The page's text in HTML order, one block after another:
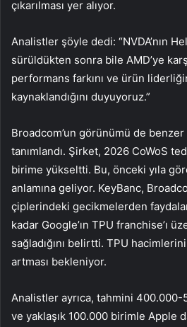
çıkarılması yer alıyor.
Analistler şöyle dedi: “NVDA’nın
sürüldükten sonra bile AMD’ye
performans farkını ve ürün
kaynaklandığını duyuyoruz.”
Broadcom’un görünümü de
tanımlandı. Şirket, 2026 CoWoS
birime yükseltti. Bu, önceki yıla
anlamına geliyor. KeyBanc,
çiplerindeki gecikmelerden
kadar Google’ın TPU franchise’ı
sağladığını belirtti. TPU
artması bekleniyor.
Analistler ayrıca, tahmini
ve yaklaşık 100.000 birimle Apple